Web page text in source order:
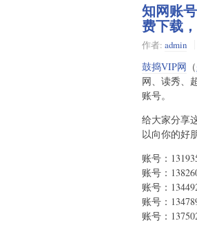
知网账
费下载
作者: admin
鼓捣VIP网 （
网、读秀、
账号。
给大家分享
以向你的好
账号：
账号：
账号：
账号：
账号：